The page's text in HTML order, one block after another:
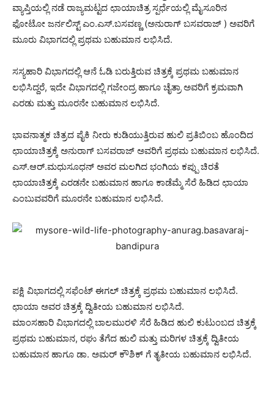
ವ್ಯಾಪ್ತಿಯಲ್ಲಿ ನಡೆ ರಾಜ್ಯಮಟ್ಟದ ಛಾಯಾಚಿತ್ರ ಸ್ಪರ್ಧೆಯಲ್ಲಿ ಮೈಸೂರಿನ
ಫೋಟೋ ಜರ್ನಲಿಸ್ಟ್ ಎಂ.ಎಸ್.ಬಸವಣ್ಣ (ಅನುರಾಗ್ ಬಸವರಾಜ್ ) ಅವರಿಗೆ
ಮೂರು ವಿಭಾಗದಲ್ಲಿ ಪ್ರಥಮ ಬಹುಮಾನ ಲಭಿಸಿದೆ.
ಸಸ್ಯಹಾರಿ ವಿಭಾಗದಲ್ಲಿ ಆನೆ ಓಡಿ ಬರುತ್ತಿರುವ ಚಿತ್ರಕ್ಕೆ ಪ್ರಥಮ ಬಹುಮಾನ
ಲಭಿಸಿದ್ದರೆ, ಇದೇ ವಿಭಾಗದಲ್ಲಿ ಗಜೇಂದ್ರ ಹಾಗೂ ಚೈತ್ರಾ ಅವರಿಗೆ ಕ್ರಮವಾಗಿ
ಎರಡು ಮತ್ತು ಮೂರನೇ ಬಹುಮಾನ ಲಭಿಸಿದೆ.
ಭಾವನಾತ್ಮಕ ಚಿತ್ರದ ಪೈಕಿ ನೀರು ಕುಡಿಯುತ್ತಿರುವ ಹುಲಿ ಪ್ರತಿಬಿಂಬ ಹೊಂದಿದ
ಛಾಯಾಚಿತ್ರಕ್ಕೆ ಅನುರಾಗ್ ಬಸವರಾಜ್ ಅವರಿಗೆ ಪ್ರಥಮ ಬಹುಮಾನ ಲಭಿಸಿದೆ.
ಎಸ್.ಆರ್.ಮಧುಸೂಧನ್ ಅವರ ಮಲಗಿದ ಭಂಗಿಯ ಕಪ್ಪು ಚಿರತೆ
ಛಾಯಾಚಿತ್ರಕ್ಕೆ ಎರಡನೇ ಬಹುಮಾನ ಹಾಗೂ ಕಾಡೆಮ್ಮೆ ಸೆರೆ ಹಿಡಿದ ಛಾಯಾ
ಎಂಬುವವರಿಗೆ ಮೂರನೇ ಬಹುಮಾನ ಲಭಿಸಿದೆ.
ಪಕ್ಷಿ ವಿಭಾಗದಲ್ಲಿ ಸಫೆಂಟ್ ಈಗಲ್ ಚಿತ್ರಕ್ಕೆ ಪ್ರಥಮ ಬಹುಮಾನ ಲಭಿಸಿದೆ.
ಛಾಯಾ ಅವರ ಚಿತ್ರಕ್ಕೆ ದ್ವಿತೀಯ ಬಹುಮಾನ ಲಭಿಸಿದೆ.
ಮಾಂಸಹಾರಿ ವಿಭಾಗದಲ್ಲಿ ಬಾಲಮುರಳಿ ಸೆರೆ ಹಿಡಿದ ಹುಲಿ ಕುಟುಂಬದ ಚಿತ್ರಕ್ಕೆ
ಪ್ರಥಮ ಬಹುಮಾನ, ರಘು ತೆಗೆದ ಹುಲಿ ಮತ್ತು ಮರಿಗಳ ಚಿತ್ರಕ್ಕೆ ದ್ವಿತೀಯ
ಬಹುಮಾನ ಹಾಗೂ ಡಾ. ಅಮರ್ ಕೌಶಿಕ್ ಗೆ ತೃತೀಯ ಬಹುಮಾನ ಲಭಿಸಿದೆ.